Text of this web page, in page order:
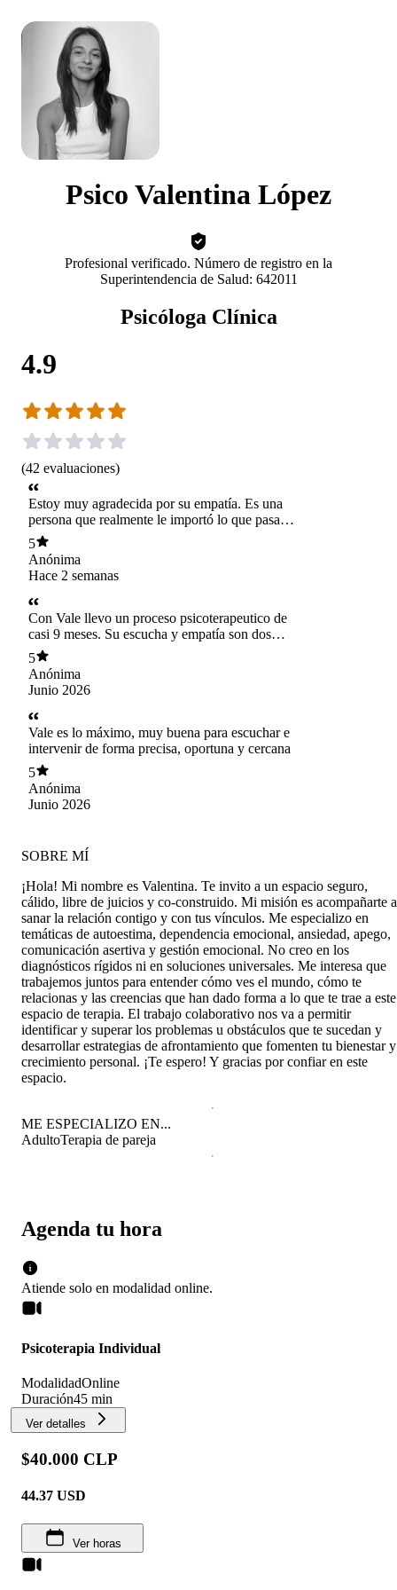
Psico Valentina López
Profesional verificado. Número de registro en la
Superintendencia de Salud: 642011
Psicóloga Clínica
4.9
(42 evaluaciones)
Estoy muy agradecida por su empatía. Es una
persona que realmente le importó lo que pasaba
en mi país. Sentí que realmente le importo y de
alguna forma es un alivio eso, sentir que a
alguien más le importa de verdad
5
Anónima
Hace 2 semanas
Con Vale llevo un proceso psicoterapeutico de
casi 9 meses. Su escucha y empatía son dos
cosas que valoro muchisímo, pues he
encontrado en ella y en cada sesión un lugar
para refugiar mi sentir y encontrar caminos y
alternativas diferentes a las que solía recurrir
antes de iniciar terapia. He sanado y aprendido
un montón, y por lo mismo estoy muy
agradecida con Vale <3 es una maravillosa
psicóloga
5
Anónima
Junio 2026
Vale es lo máximo, muy buena para escuchar e
intervenir de forma precisa, oportuna y cercana
5
Anónima
Junio 2026
Agenda tu hora
Atiende solo en modalidad online.
Psicoterapia Individual
ModalidadOnline
Duración45 min
Ver detalles
$40.000 CLP
44.37 USD
Ver horas
SOBRE MÍ
¡Hola! Mi nombre es Valentina. Te invito a un espacio seguro,
cálido, libre de juicios y co-construido. Mi misión es acompañarte a
sanar la relación contigo y con tus vínculos. Me especializo en
temáticas de autoestima, dependencia emocional, ansiedad, apego,
comunicación asertiva y gestión emocional. No creo en los
diagnósticos rígidos ni en soluciones universales. Me interesa que
trabajemos juntos para entender cómo ves el mundo, cómo te
relacionas y las creencias que han dado forma a lo que te trae a este
espacio de terapia. El trabajo colaborativo nos va a permitir
identificar y superar los problemas u obstáculos que te sucedan y
desarrollar estrategias de afrontamiento que fomenten tu bienestar y
crecimiento personal. ¡Te espero! Y gracias por confiar en este
espacio.
ME ESPECIALIZO EN...
AdultoTerapia de pareja